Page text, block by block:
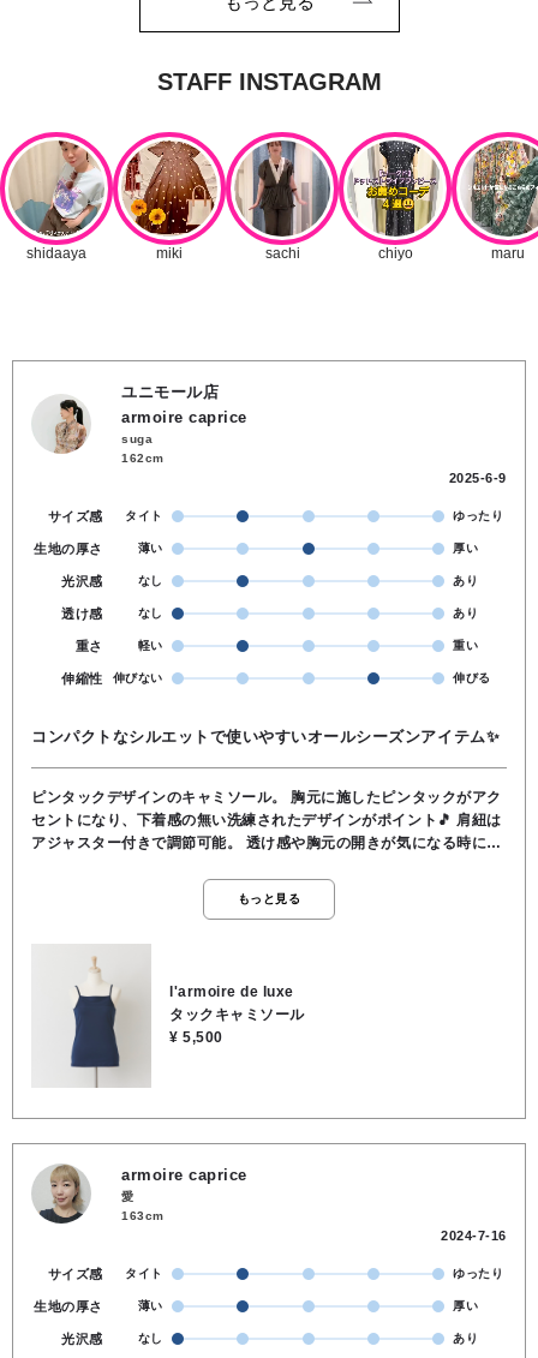
ユニモール店
armoire caprice
suga
162cm
2025-6-9
サイズ感 タイト ゆったり
生地の厚さ 薄い 厚い
光沢感 なし あり
透け感 なし あり
重さ 軽い 重い
伸縮性 伸びない 伸びる
コンパクトなシルエットで使いやすいオールシーズンアイテム✨️
ピンタックデザインのキャミソール。 胸元に施したピンタックがアク
セントになり、下着感の無い洗練されたデザインがポイント🎵 肩紐は
アジャスター付きで調節可能。 透け感や胸元の開きが気になる時に便
ムに合わせて色違いでも欲しくなるキャミソールです☺️ ご自宅でのお
洗濯もOKです。 素材／綿53％、ポリエステル42％、ポリウレタン
もっと見る
l'armoire de luxe
タックキャミソール
¥ 5,500
armoire caprice
愛
163cm
2024-7-16
サイズ感 タイト ゆったり
生地の厚さ 薄い 厚い
光沢感 なし あり